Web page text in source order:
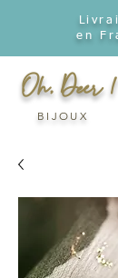
en
Oh, Deer !
BIJOUX